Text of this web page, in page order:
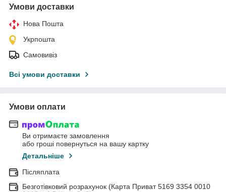
Умови доставки
Нова Пошта
Укрпошта
Самовивіз
Всі умови доставки
Умови оплати
Ви отримаєте замовлення
або гроші повернуться на вашу картку
Детальніше
Післяплата
Безготівковий розрахунок (Карта Приват 5169 3354 0010